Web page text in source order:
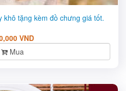
khô tặng kèm đồ chưng giá tốt.
VND
Mua